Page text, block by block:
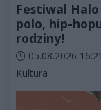
Festiwal
polo, hip-
rodziny!
Data dodania
05.08.2026 16:21
Kategorie artykułu:
Kultura